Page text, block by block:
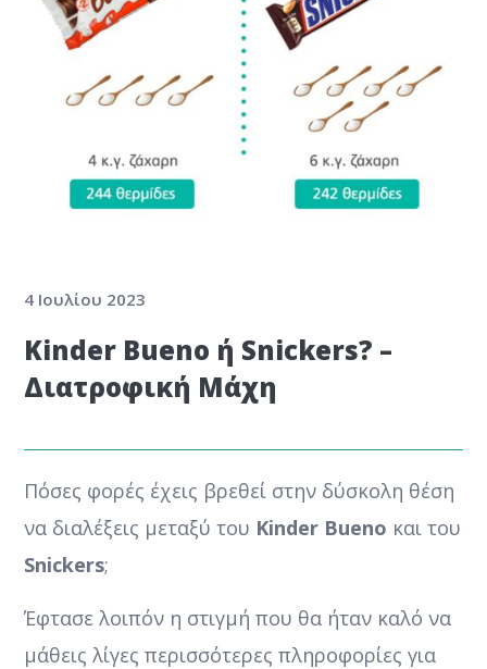
4 Ιουλίου 2023
Kinder Bueno ή Snickers? –
Διατροφική Μάχη
Πόσες φορές έχεις βρεθεί στην δύσκολη θέση
να διαλέξεις μεταξύ του Kinder Bueno και του
Snickers;
Έφτασε λοιπόν η στιγμή που θα ήταν καλό να
μάθεις λίγες περισσότερες πληροφορίες για